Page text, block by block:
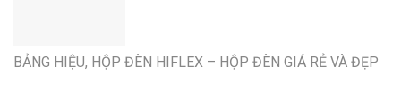
BẢNG HIỆU, HỘP ĐÈN HIFLEX – HỘP ĐÈN GIÁ RẺ VÀ ĐẸP